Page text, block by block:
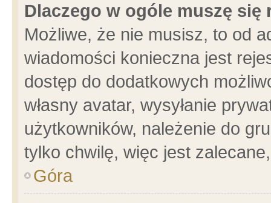
Dlaczego w ogóle muszę się
Możliwe, że nie musisz, to od
wiadomości konieczna jest
dostęp do dodatkowych
własny avatar, wysyłanie
użytkowników, należenie do
tylko chwilę, więc jest
Góra